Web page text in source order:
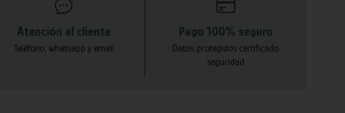
Atención al cliente
Teléfono, whatsapp y email
Pago 100% seguro
Datos protegidos certificado
seguridad